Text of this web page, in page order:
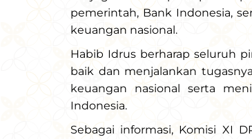
pemerintah, Bank Indonesia,
keuangan nasional.
Habib Idrus berharap seluruh
baik dan menjalankan
keuangan nasional serta
Indonesia.
Sebagai informasi, Komisi XI